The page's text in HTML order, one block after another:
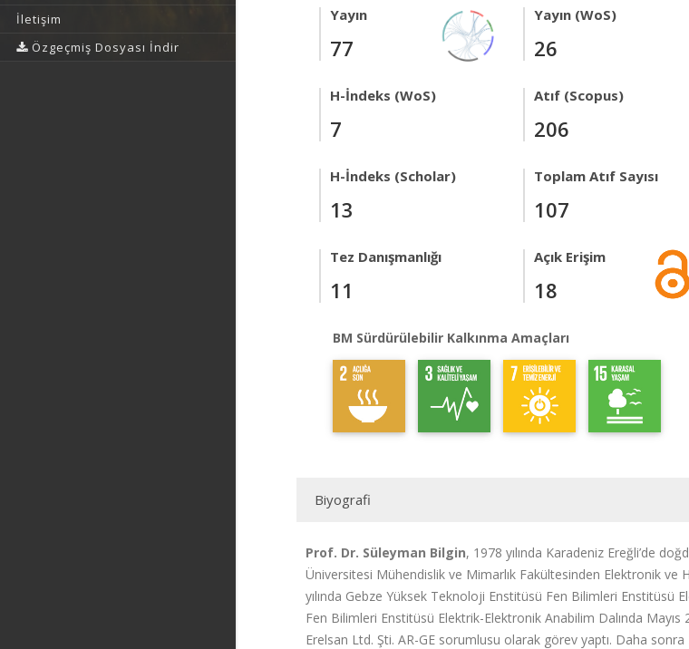
İletişim
Özgeçmiş Dosyası İndir
Yayın
77
Yayın (WoS)
26
H-İndeks (WoS)
7
Atıf (Scopus)
206
H-İndeks (Scholar)
13
Toplam Atıf Sayısı
107
Tez Danışmanlığı
11
Açık Erişim
18
BM Sürdürülebilir Kalkınma Amaçları
Biyografi
Prof. Dr. Süleyman Bilgin, 1978 yılında Karadeniz Ereğli’de
Üniversitesi Mühendislik ve Mimarlık Fakültesinden Elektronik
yılında Gebze Yüksek Teknoloji Enstitüsü Fen Bilimleri Enstitüsü
Fen Bilimleri Enstitüsü Elektrik-Elektronik Anabilim Dalında Mayıs
Erelsan Ltd. Şti. AR-GE sorumlusu olarak görev yaptı. Daha